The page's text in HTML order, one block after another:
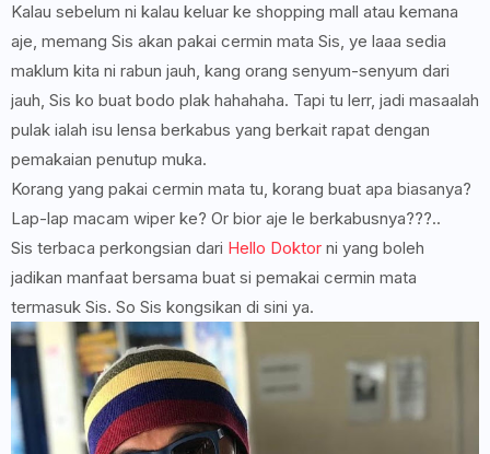
Kalau sebelum ni kalau keluar ke shopping mall atau kemana
aje, memang Sis akan pakai cermin mata Sis, ye laaa sedia
maklum kita ni rabun jauh, kang orang senyum-senyum dari
jauh, Sis ko buat bodo plak hahahaha. Tapi tu lerr, jadi masaalah
pulak ialah isu lensa berkabus yang berkait rapat dengan
pemakaian penutup muka.
Korang yang pakai cermin mata tu, korang buat apa biasanya?
Lap-lap macam wiper ke? Or bior aje le berkabusnya???..
Sis terbaca perkongsian dari Hello Doktor ni yang boleh
jadikan manfaat bersama buat si pemakai cermin mata
termasuk Sis. So Sis kongsikan di sini ya.